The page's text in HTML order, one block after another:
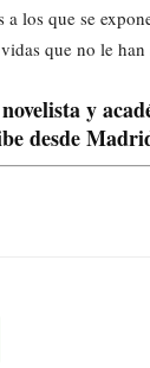
los que se
que no le
y
desde